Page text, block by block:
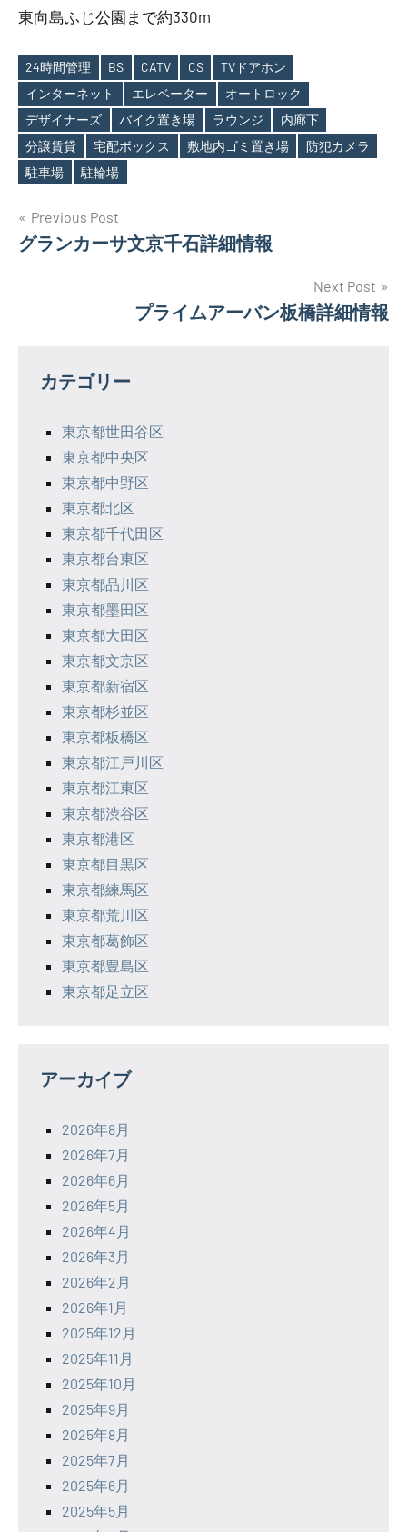
東向島ふじ公園まで約330m
Tags
24時間管理 BS CATV CS
TVドアホン
インターネット
エレベーター
オートロック
デザイナーズ
バイク置き場 ラウンジ
内廊下
分譲賃貸
宅配ボックス 敷地内ゴミ置き場
防犯カメラ
駐車場
駐輪場
投
稿
ー
Previous Post
グランカーサ文京千石詳細情報
Next Post
プライムアーバン板橋詳細情報
カテゴリー
東京都世田谷区
東京都中央区
東京都中野区
東京都北区
東京都千代田区
東京都台東区
東京都品川区
東京都墨田区
東京都大田区
東京都文京区
東京都新宿区
東京都杉並区
東京都板橋区
東京都江戸川区
東京都江東区
東京都渋谷区
東京都港区
東京都目黒区
東京都練馬区
東京都荒川区
東京都葛飾区
東京都豊島区
東京都足立区
アーカイブ
2026年8月
2026年7月
2026年6月
2026年5月
2026年4月
2026年3月
2026年2月
2026年1月
2025年12月
2025年11月
2025年10月
2025年9月
2025年8月
2025年7月
2025年6月
2025年5月